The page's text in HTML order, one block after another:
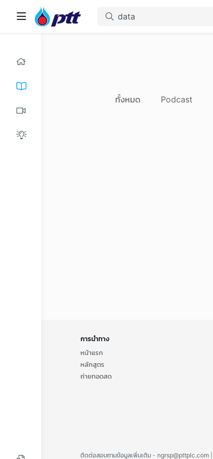
ทั้งหมด Podcast
การนำทาง
หน้าแรก
หลักสูตร
ถ่ายทอดสด
ติดต่อสอบถามข้อมูลเพิ่มเติม - ngrsp@pttplc.com